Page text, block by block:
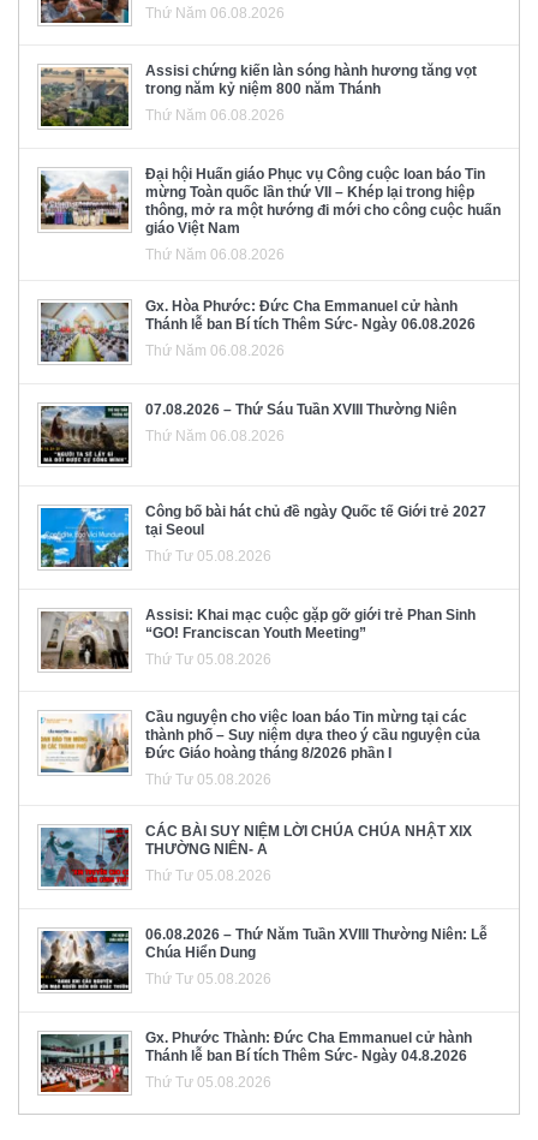
Thứ Năm 06.08.2026
Assisi chứng kiến làn sóng hành hương tăng vọt
trong năm kỷ niệm 800 năm Thánh
Thứ Năm 06.08.2026
Đại hội Huấn giáo Phục vụ Công cuộc loan báo Tin
mừng Toàn quốc lần thứ VII – Khép lại trong hiệp
thông, mở ra một hướng đi mới cho công cuộc huấn
giáo Việt Nam
Thứ Năm 06.08.2026
Gx. Hòa Phước: Đức Cha Emmanuel cử hành
Thánh lễ ban Bí tích Thêm Sức- Ngày 06.08.2026
Thứ Năm 06.08.2026
07.08.2026 – Thứ Sáu Tuần XVIII Thường Niên
Thứ Năm 06.08.2026
Công bố bài hát chủ đề ngày Quốc tế Giới trẻ 2027
tại Seoul
Thứ Tư 05.08.2026
Assisi: Khai mạc cuộc gặp gỡ giới trẻ Phan Sinh
“GO! Franciscan Youth Meeting”
Thứ Tư 05.08.2026
Cầu nguyện cho việc loan báo Tin mừng tại các
thành phố – Suy niệm dựa theo ý cầu nguyện của
Đức Giáo hoàng tháng 8/2026 phần I
Thứ Tư 05.08.2026
CÁC BÀI SUY NIỆM LỜI CHÚA CHÚA NHẬT XIX
THƯỜNG NIÊN- A
Thứ Tư 05.08.2026
06.08.2026 – Thứ Năm Tuần XVIII Thường Niên: Lễ
Chúa Hiển Dung
Thứ Tư 05.08.2026
Gx. Phước Thành: Đức Cha Emmanuel cử hành
Thánh lễ ban Bí tích Thêm Sức- Ngày 04.8.2026
Thứ Tư 05.08.2026